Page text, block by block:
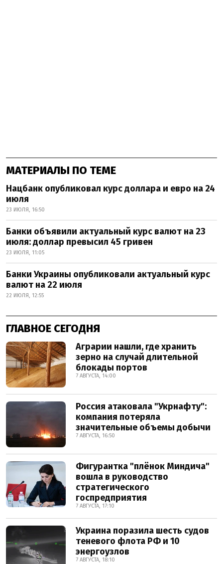
МАТЕРИАЛЫ ПО ТЕМЕ
Нацбанк опубликовал курс доллара и евро на 24
июля
23 ИЮЛЯ, 16:50
Банки объявили актуальный курс валют на 23
июля: доллар превысил 45 гривен
23 ИЮЛЯ, 11:05
Банки Украины опубликовали актуальный курс
валют на 22 июля
22 ИЮЛЯ, 12:55
ГЛАВНОЕ СЕГОДНЯ
Аграрии нашли, где хранить
зерно на случай длительной
блокады портов
7 АВГУСТА, 14:00
Россия атаковала "Укрнафту":
компания потеряла
значительные объемы добычи
7 АВГУСТА, 16:50
Фигурантка "плёнок Миндича"
вошла в руководство
стратегического
госпредприятия
7 АВГУСТА, 17:10
Украина поразила шесть судов
теневого флота РФ и 10
энергоузлов
7 АВГУСТА, 18:10